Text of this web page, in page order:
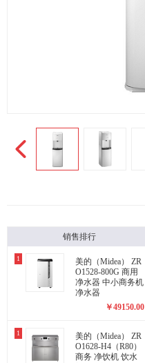
销售排行
1
美的（Midea） ZR
O1528-800G 商用
净水器 中小商务机
净水器
￥49150.00
1
美的（Midea） ZR
O1628-H4（R80）
商务 净饮机 饮水